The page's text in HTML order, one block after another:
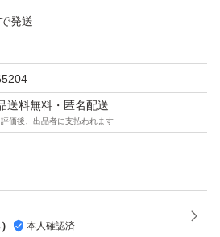
発送
送料無料・匿名配送
価後、出品者に支払われます
） 本人確認済